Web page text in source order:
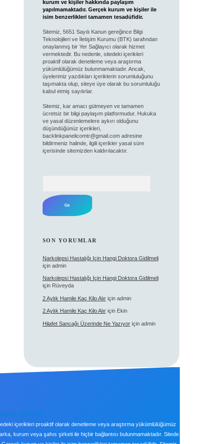
kurum ve kişiler hakkında paylaşım
yapılmamaktadır. Gerçek kurum ve kişiler ile
isim benzerlikleri tamamen tesadüfidir.
Sitemiz, 5651 Sayılı Kanun gereğince Bilgi
Teknolojileri ve İletişim Kurumu (BTK) tarafından
onaylanmış bir Yer Sağlayıcı olarak hizmet
vermektedir. Bu nedenle, sitedeki içerikleri
proaktif olarak denetleme veya araştırma
yükümlülüğümüz bulunmamaktadır. Ancak,
üyelerimiz yazdıkları içeriklerin sorumluluğunu
taşımakta olup, siteye üye olarak bu sorumluluğu
kabul etmiş sayılırlar.
Sitemiz, kar amacı gütmeyen ve tamamen
ücretsiz bir bilgi paylaşım platformudur. Hukuka
ve yasal düzenlemelere aykırı olduğunu
düşündüğünüz içerikleri,
backlinkpanelicomtr@gmail.comadresine
bildirmeniz halinde, ilgili içerikler yasal süre
içerisinde sitemizden kaldırılacaktır.
SON YORUMLAR
Narkolepsi Hastalığı Için Hangi Doktora Gidilmeli
için admin
Narkolepsi Hastalığı Için Hangi Doktora Gidilmeli
için Rüveyda
2 Aylık Hamile Kaç Kilo Alıriçin admin
2 Aylık Hamile Kaç Kilo Alıriçin Ekin
Hilafet Sancağı Üzerinde Ne Yazıyoriçin admin
@karabul
içerikleri proaktif olarak denetleme veya araştırma yükümlülüğümüz
kurum veya şahıs şirketi ile hiçbir bağlantısı bulunmamaktadır. Sitede